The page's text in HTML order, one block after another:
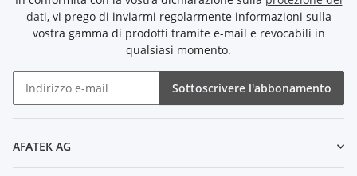
dati, vi prego di inviarmi regolarmente informazioni sulla
vostra gamma di prodotti tramite e-mail e revocabili in
qualsiasi momento.
Sottoscrivere l'abbonamento
AFATEK AG